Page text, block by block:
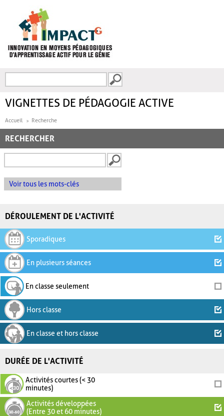
FORMULAIRE DE
VIGNETTES DE PÉDAGOGIE ACTIVE
Accueil Recherche
RECHERCHER
Voir tous les mots-clés
DÉROULEMENT DE L'ACTIVITÉ
Sporadiques
En plusieurs séances
En classe seulement
Hors classe
En classe et hors classe
DURÉE DE L'ACTIVITÉ
Activités courtes (< 30
minutes)
Activités développées
(Entre 30 et 60 minutes)